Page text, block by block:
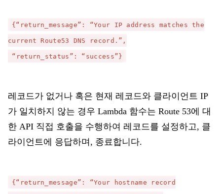
{“return_message”: “Your IP address matches the
current Route53 DNS record.”,
“return_status”: “success”}
레코드가 없거나 혹은 현재 레코드와 클라이언트 IP
가 일치하지 않는 경우 Lambda 함수는 Route 53에 대
한 API 직접 호출을 수행하여 레코드를 설정하고, 클
라이언트에 응답하며, 종료합니다.
{“return_message”: “Your hostname record